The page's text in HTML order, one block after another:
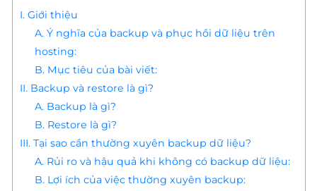
I. Giới thiệu
A. Ý nghĩa của backup và phục hồi dữ liệu trên
hosting:
B. Mục tiêu của bài viết:
II. Backup và restore là gì?
A. Backup là gì?
B. Restore là gì?
III. Tại sao cần thường xuyên backup dữ liệu?
A. Rủi ro và hậu quả khi không có backup dữ liệu:
B. Lợi ích của việc thường xuyên backup: